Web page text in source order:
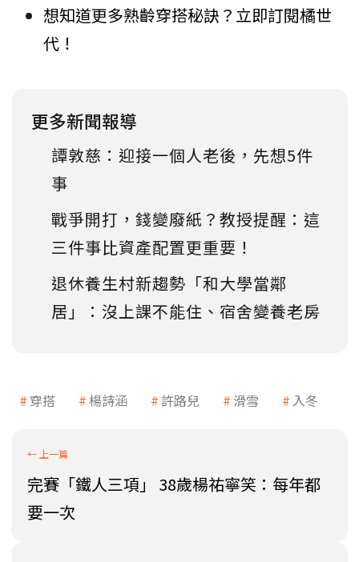
想知道更多熟齡穿搭秘訣？立即訂閱橘世
代！
更多新聞報導
譚敦慈：迎接一個人老後，先想5件
事
戰爭開打，錢變廢紙？教授提醒：這
三件事比資產配置更重要！
退休養生村新趨勢「和大學當鄰
居」：沒上課不能住、宿舍變養老房
穿搭 楊詩涵 許路兒 滑雪 入冬
完賽「鐵人三項」 38歲楊祐寧笑：每年都
要一次